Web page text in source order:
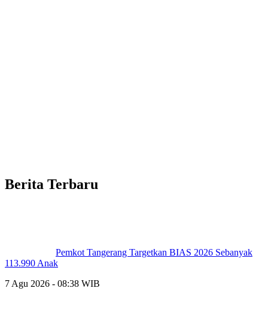
Berita Terbaru
Pemkot Tangerang Targetkan BIAS 2026 Sebanyak
113.990 Anak
7 Agu 2026 - 08:38 WIB